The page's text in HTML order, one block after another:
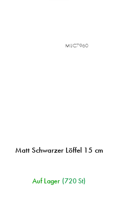
Matt Schwarzer Löffel 15 cm
Auf Lager (720 St)
MIJC7960